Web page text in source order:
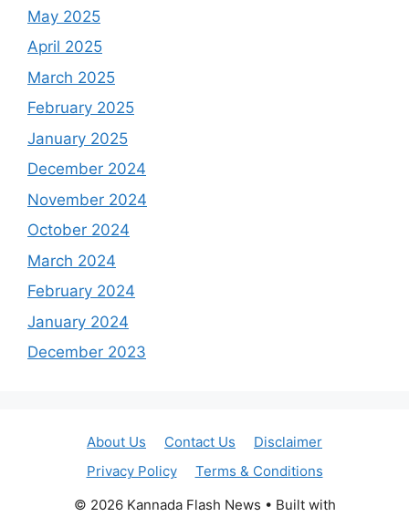
May 2025
April 2025
March 2025
February 2025
January 2025
December 2024
November 2024
October 2024
March 2024
February 2024
January 2024
December 2023
About Us Contact Us
Disclaimer
Privacy Policy
Terms & Conditions
© 2026 Kannada Flash News • Built with